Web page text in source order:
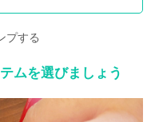
プする
ムを選びましょう